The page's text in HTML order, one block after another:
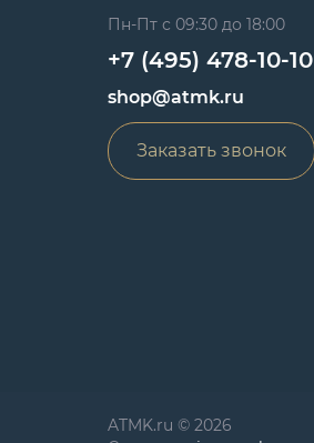
Пн-Пт с 09:30 до 18:00
+7 (495) 478-10-10
shop@atmk.ru
Заказать звонок
ATMK.ru © 2026